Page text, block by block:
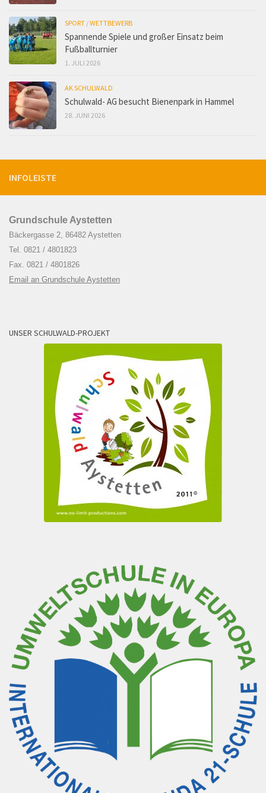
SPORT /WETTBEWERB
Spannende Spiele und großer Einsatz beim
Fußballturnier
1. JULI 2026
AK SCHULWALD
Schulwald- AG besucht Bienenpark in Hammel
28. JUNI 2026
INFOLEISTE
Grundschule Aystetten
Bäckergasse 2, 86482 Aystetten
Tel. 0821 / 4801823
Fax. 0821 / 4801826
Email an Grundschule Aystetten
UNSER SCHULWALD-PROJEKT